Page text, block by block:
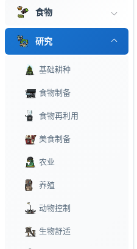
食物
研究
基础耕种
食物制备
食物再利用
美食制备
农业
养殖
动物控制
生物舒适